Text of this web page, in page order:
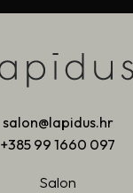
salon@lapidus.hr
+385 99 1660 097
Salon